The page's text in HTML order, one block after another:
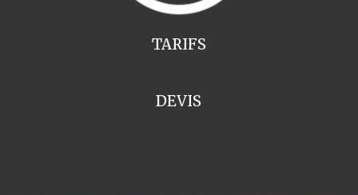
TARIFS
DEVIS